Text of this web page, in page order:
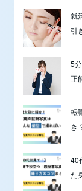
就
引
5
正
転
き
40
た